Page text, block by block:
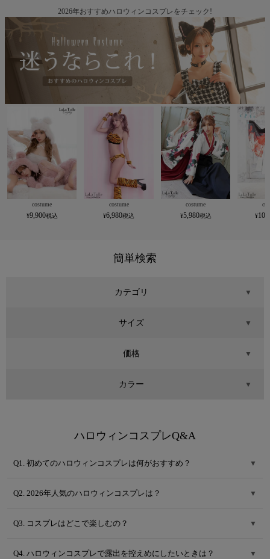
2026年おすすめハロウィンコスプレをチェック!
costume
9,900
costume
6,980
costume
5,980
簡単検索
カテゴリ ▼
サイズ ▼
価格 ▼
カラー ▼
ハロウィンコスプレQ&A
Q1. 初めてのハロウィンコスプレは何がおすすめ？ ▼
Q2. 2026年人気のハロウィンコスプレは？ ▼
Q3. コスプレはどこで楽しむの？ ▼
Q4. ハロウィンコスプレで露出を控えめにしたいときは？ ▼